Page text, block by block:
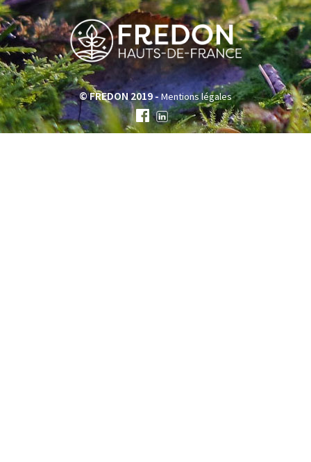
© FREDON 2019 -Mentions légales